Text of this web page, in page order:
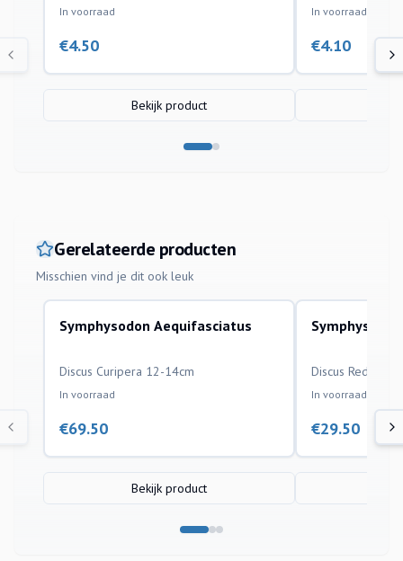
In voorraad
€4.50
Bekijk product
In voorraad
€4.10
Gerelateerde producten
Misschien vind je dit ook leuk
aquariumvissen
Symphysodon Aequifasciatus
Discus Curipera 12-14cm
In voorraad
€69.50
Bekijk product
aquariumvissen
Discus Red
In voorraad
€29.50